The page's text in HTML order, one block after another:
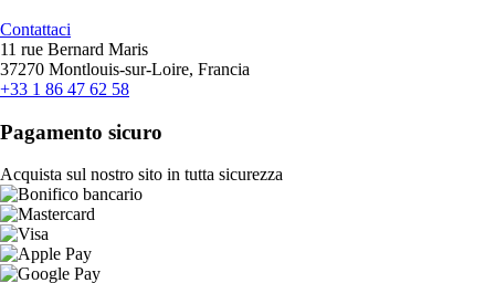
Contattaci
11 rue Bernard Maris
37270 Montlouis-sur-Loire, Francia
+33 1 86 47 62 58
Pagamento sicuro
Acquista sul nostro sito in tutta sicurezza